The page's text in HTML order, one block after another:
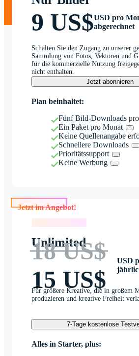
9 US$USD pro
abgerechnet
Schalten Sie den Zugang zu unserer
Sammlung von Fotos, Vektoren und
für die kommerzielle Nutzung
nicht enthalten.
Jetzt abonnieren
Plan beinhaltet:
Fünf Bild-Downloads
Ein Paket pro Monat
Keine Quellenangabe
Schnellere Downloads
Prioritätssupport
Keine Werbung
Jetzt im Angebot!
Unlimited
18 US$
15 US$
USD
Für größere Kreative, die in großem
produzieren und kreative Freiheit
7-Tage kostenlose
Alles in Starter, plus: